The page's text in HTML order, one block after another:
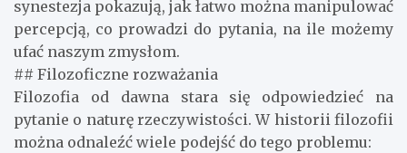
synestezja pokazują, jak łatwo można manipulować
percepcją, co prowadzi do pytania, na ile możemy
ufać naszym zmysłom.
## Filozoficzne rozważania
Filozofia od dawna stara się odpowiedzieć na
pytanie o naturę rzeczywistości. W historii filozofii
można odnaleźć wiele podejść do tego problemu: